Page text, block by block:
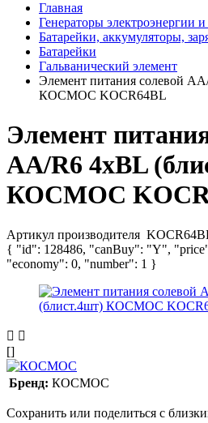
Главная
Генераторы электроэнергии
Батарейки, аккумуляторы,
Батарейки
Гальванический элемент
Элемент питания солевой
КОСМОС KOCR64BL
Элемент
AA/R6 4хBL
КОСМОС
Артикул производителя
{ "id": 128486, "canBuy": "Y",
"economy": 0, "number": 1 }
[]
Бренд: КОСМОС
Сохранить или поделиться с